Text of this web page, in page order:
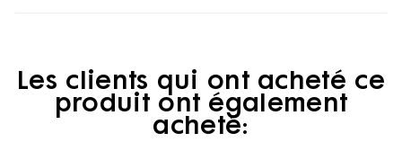
Les clients qui ont acheté ce
produit ont également
acheté: